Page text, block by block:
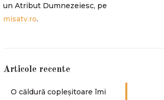
un Atribut Dumnezeiesc, pe
misatv.ro.
Articole recente
O căldură copleșitoare îmi